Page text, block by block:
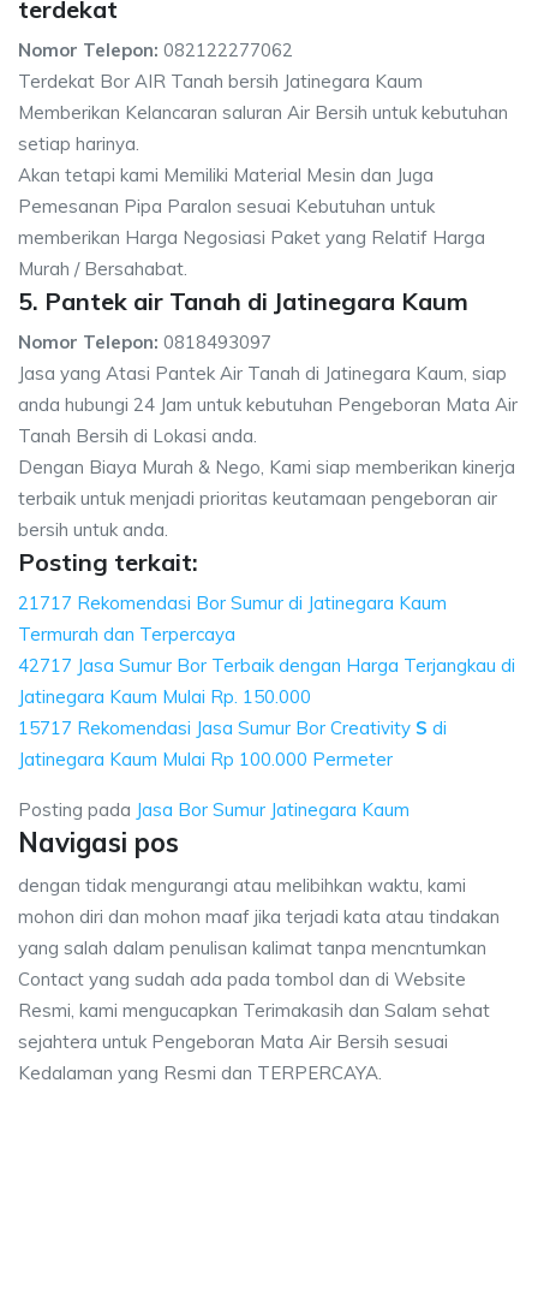
terdekat
Nomor Telepon: 082122277062
Terdekat Bor AIR Tanah bersih Jatinegara Kaum
Memberikan Kelancaran saluran Air Bersih untuk kebutuhan
setiap harinya.
Akan tetapi kami Memiliki Material Mesin dan Juga
Pemesanan Pipa Paralon sesuai Kebutuhan untuk
memberikan Harga Negosiasi Paket yang Relatif Harga
Murah / Bersahabat.
5. Pantek air Tanah di Jatinegara Kaum
Nomor Telepon: 0818493097
Jasa yang Atasi Pantek Air Tanah di Jatinegara Kaum, siap
anda hubungi 24 Jam untuk kebutuhan Pengeboran Mata Air
Tanah Bersih di Lokasi anda.
Dengan Biaya Murah & Nego, Kami siap memberikan kinerja
terbaik untuk menjadi prioritas keutamaan pengeboran air
bersih untuk anda.
Posting terkait:
21717 Rekomendasi Bor Sumur di Jatinegara Kaum
Termurah dan Terpercaya
42717 Jasa Sumur Bor Terbaik dengan Harga Terjangkau di
Jatinegara Kaum Mulai Rp. 150.000
15717 Rekomendasi Jasa Sumur Bor Creativity S di
Jatinegara Kaum Mulai Rp 100.000 Permeter
Posting pada Jasa Bor Sumur Jatinegara Kaum
Navigasi pos
dengan tidak mengurangi atau melibihkan waktu, kami
mohon diri dan mohon maaf jika terjadi kata atau tindakan
yang salah dalam penulisan kalimat tanpa mencntumkan
Contact yang sudah ada pada tombol dan di Website
Resmi, kami mengucapkan Terimakasih dan Salam sehat
sejahtera untuk Pengeboran Mata Air Bersih sesuai
Kedalaman yang Resmi dan TERPERCAYA.